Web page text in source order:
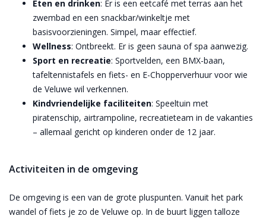
Eten en drinken: Er is een eetcafé met terras aan het
zwembad en een snackbar/winkeltje met
basisvoorzieningen. Simpel, maar effectief.
Wellness: Ontbreekt. Er is geen sauna of spa aanwezig.
Sport en recreatie: Sportvelden, een BMX-baan,
tafeltennistafels en fiets- en E-Chopperverhuur voor wie
de Veluwe wil verkennen.
Kindvriendelijke faciliteiten: Speeltuin met
piratenschip, airtrampoline, recreatieteam in de vakanties
– allemaal gericht op kinderen onder de 12 jaar.
Activiteiten in de omgeving
De omgeving is een van de grote pluspunten. Vanuit het park
wandel of fiets je zo de Veluwe op. In de buurt liggen talloze